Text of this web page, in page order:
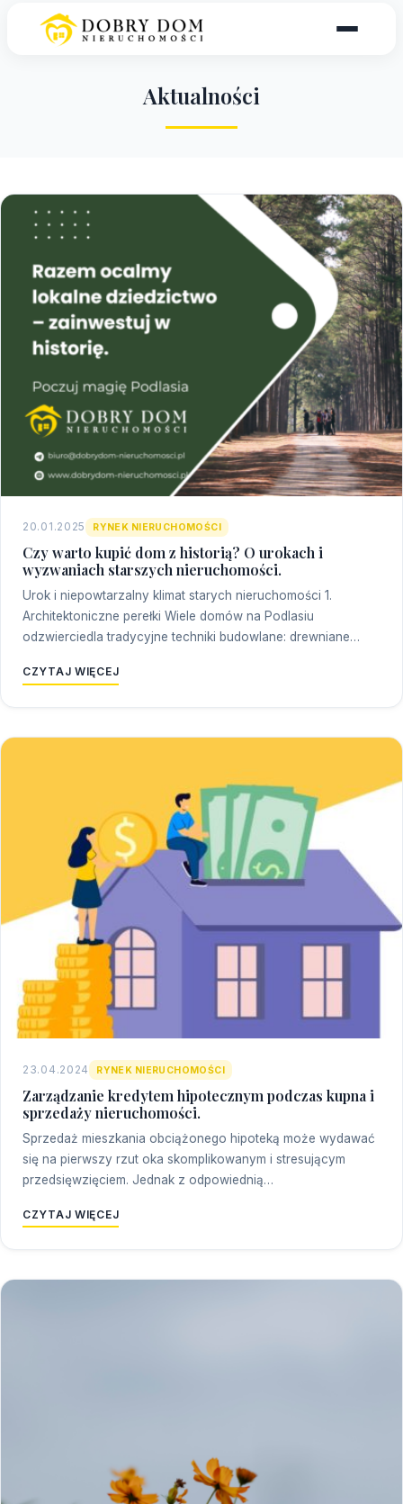
Aktualności
20.01.2025 RYNEK NIERUCHOMOŚCI
Czy warto kupić dom z historią? O urokach i
wyzwaniach starszych nieruchomości.
Urok i niepowtarzalny klimat starych nieruchomości 1.
Architektoniczne perełki Wiele domów na Podlasiu
odzwierciedla tradycyjne techniki budowlane: drewniane…
CZYTAJ WIĘCEJ
23.04.2024 RYNEK NIERUCHOMOŚCI
Zarządzanie kredytem hipotecznym podczas kupna i
sprzedaży nieruchomości.
Sprzedaż mieszkania obciążonego hipoteką może wydawać
się na pierwszy rzut oka skomplikowanym i stresującym
przedsięwzięciem. Jednak z odpowiednią…
CZYTAJ WIĘCEJ